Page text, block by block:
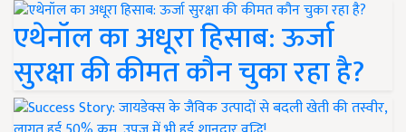
एथेनॉल का अधूरा हिसाब: ऊर्जा
सुरक्षा की कीमत कौन चुका रहा है?